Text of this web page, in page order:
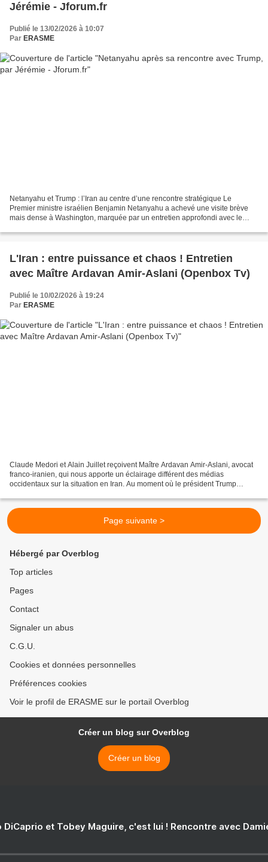
Jérémie - Jforum.fr
Publié le 13/02/2026 à 10:07
Par ERASME
Netanyahu et Trump : l’Iran au centre d’une rencontre stratégique Le
Premier ministre israélien Benjamin Netanyahu a achevé une visite brève
mais dense à Washington, marquée par un entretien approfondi avec le
L'Iran : entre puissance et chaos ! Entretien
avec Maître Ardavan Amir-Aslani (Openbox Tv)
Publié le 10/02/2026 à 19:24
Par ERASME
Claude Medori et Alain Juillet reçoivent Maître Ardavan Amir-Aslani, avocat
franco-iranien, qui nous apporte un éclairage différent des médias
occidentaux sur la situation en Iran. Au moment où le président Trump
Page suivante >
Hébergé par Overblog
Top articles
Pages
Contact
Signaler un abus
C.G.U.
Cookies et données personnelles
Préférences cookies
Voir le profil de ERASME sur le portail Overblog
Créer un blog sur Overblog
Créer un blog
DiCaprio et Tobey Maguire, c'est lui ! Rencontre avec